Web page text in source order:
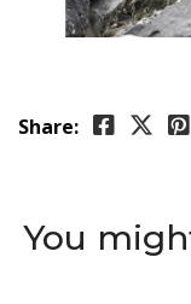
Share:
You